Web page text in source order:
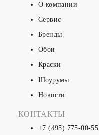
О компании
Сервис
Бренды
Обои
Краски
Шоурумы
Новости
КОНТАКТЫ
+7 (495) 775-00-55